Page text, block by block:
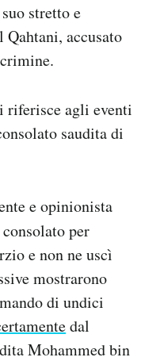
stretto e
accusato
riferisce agli eventi
saudita di
e opinionista
per
e non ne uscì
mostrarono
di undici
dal
Mohammed bin